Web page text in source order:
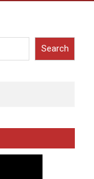
Search